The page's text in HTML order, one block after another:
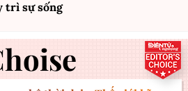
trì sự sống